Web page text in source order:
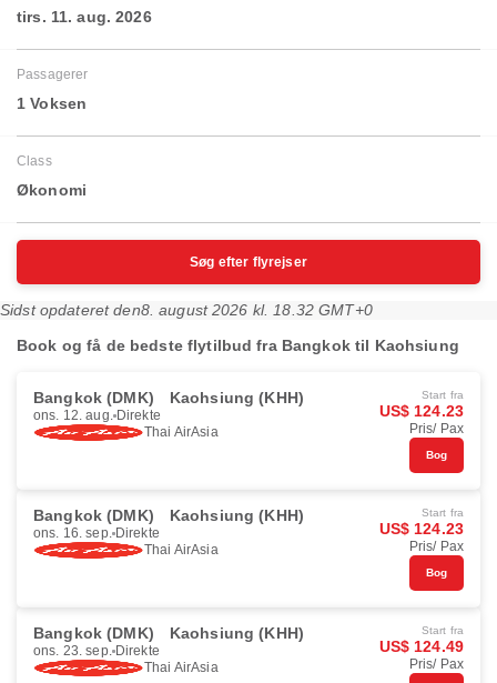
tirs. 11. aug. 2026
Passagerer
1 Voksen
Class
Økonomi
Søg efter flyrejser
Sidst opdateret den8. august 2026 kl. 18.32 GMT+0
Book og få de bedste flytilbud fra Bangkok til Kaohsiung
Bangkok (DMK) Kaohsiung (KHH)
ons. 12. aug. Direkte
Thai AirAsia
Start fra
US$ 124.23
Pris/ Pax
Bog
Bangkok (DMK) Kaohsiung (KHH)
ons. 16. sep. Direkte
Thai AirAsia
Start fra
US$ 124.23
Pris/ Pax
Bog
Bangkok (DMK) Kaohsiung (KHH)
ons. 23. sep. Direkte
Thai AirAsia
Start fra
US$ 124.49
Pris/ Pax